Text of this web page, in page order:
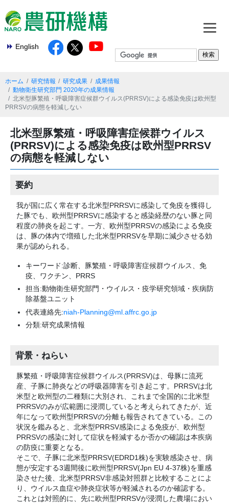
English
ホーム 研究情報 研究成果
成果情報
動物衛生研究部門 2020年の成果情報
北米型豚繁殖・呼吸障害症候群ウイルス(PRRSV)による感染免疫は欧州型
PRRSVの病態を軽減しない
北米型豚繁殖・呼吸障害症候群ウイルス
(PRRSV)による感染免疫は欧州型PRRSV
の病態を軽減しない
要約
我が国に広く常在する北米型PRRSVに感染して免疫を獲得し
た豚でも、欧州型PRRSVに感染すると感染経歴のない豚と同
程度の肺炎を起こす。一方、欧州型PRRSVの感染による免疫
は、豚の体内で増殖した北米型PRRSVを早期に減少させる効
果が認められる。
キーワード:診断、豚繁殖・呼吸障害症候群ウイルス、免
疫、ワクチン、PRRS
担当:動物衛生研究部門・ウイルス・疫学研究領域・疾病防
除基盤ユニット
代表連絡先:niah-Planning@ml.affrc.go.jp
分類:研究成果情報
背景・ねらい
豚繁殖・呼吸障害症候群ウイルス(PRRSV)は、母豚に流死
産、子豚に肺炎などの呼吸器障害を引き起こす。PRRSVは北
米型と欧州型の二種類に大別され、これまで全国的に北米型
PRRSVのみが広範囲に浸潤していると考えられてきたが、近
年になって欧州型PRRSVの分離も報告されてきている。この
状況を鑑みると、北米型PRRSV感染による免疫が、欧州型
PRRSVの感染に対して症状を軽減するか否かの確認は本疾病
の防疫に重要となる。
そこで、子豚に北米型PRRSV(EDRD1株)を実験感染させ、病
態が安定する3週間後に欧州型PRRSV(Jpn EU 4-37株)を重感
染させた後、北米型PRRSV非感染対照群と比較することによ
り、ウイルス血症や肺炎症状等が軽減されるのか確認する。
これとは対照的に、先に欧州型PRRSVが浸潤した農場におい